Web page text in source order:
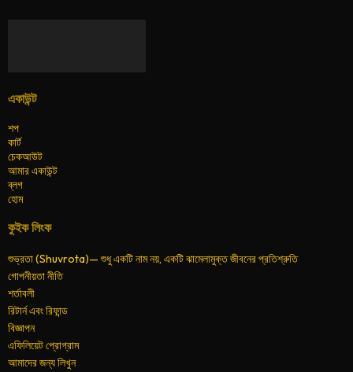
একাউন্ট
শপ
কার্ট
চেকআউট
আমার একাউন্ট
ব্লগ
হোম
কুইক লিংক
শুভ্রতা (Shuvrota)— শুধু একটি নাম নয়, একটি ঝামেলামুক্ত জীবনের প্রতিশ্রুতি
গোপনীয়তা নীতি
শর্তাবলী
রিটার্ন এবং রিফান্ড
বিজ্ঞাপন
এফিলিয়েট প্রোগ্রাম
আমাদের জন্য লিখুন